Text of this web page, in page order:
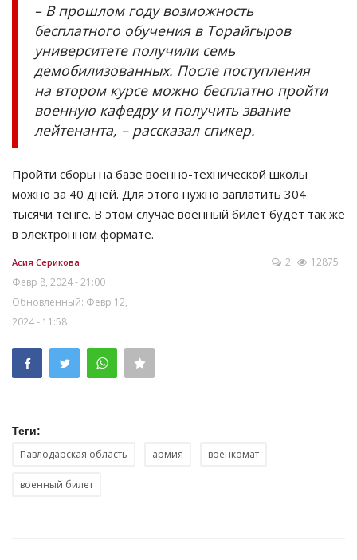
– В прошлом году возможность
бесплатного обучения в Торайгыров
университете получили семь
демобилизованных. После поступления
на втором курсе можно бесплатно пройти
военную кафедру и получить звание
лейтенанта, – рассказал спикер.
Пройти сборы на базе военно-технической школы
можно за 40 дней. Для этого нужно заплатить 304
тысячи тенге. В этом случае военный билет будет так же
в электронном формате.
Асия Серикова
Февр 8, 2024 - 21:00
Обновленный: Февр 12,
2024 - 11:58
2 12875
Теги:
Павлодарская область армия военкомат
военный билет